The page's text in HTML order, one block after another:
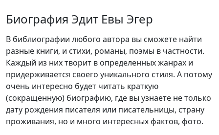
Биография Эдит Евы Эгер
В библиографии любого автора вы сможете найти
разные книги, и стихи, романы, поэмы в частности.
Каждый из них творит в определенных жанрах и
придерживается своего уникального стиля. А потому
очень интересно будет читать краткую
(сокращенную) биографию, где вы узнаете не только
дату рождения писателя или писательницы, страну
проживания, но и много интересных фактов, фото.